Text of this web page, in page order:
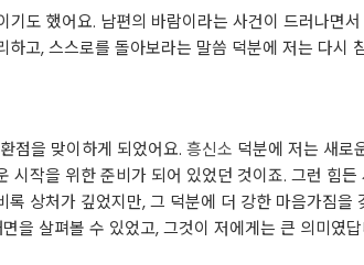
도 했어요. 남편의 바람이라는 사건이 드러나면
고, 스스로를 돌아보라는 말씀 덕분에 저는 다시
점을 맞이하게 되었어요. 흥신소 덕분에 저는 새로
시작을 위한 준비가 되어 있었던 것이죠. 그런 힘
상처가 깊었지만, 그 덕분에 더 강한 마음가짐
을 살펴볼 수 있었고, 그것이 저에게는 큰 의미였